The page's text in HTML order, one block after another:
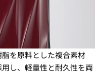
を原料とした複合素材
し、軽量性と耐久性を両